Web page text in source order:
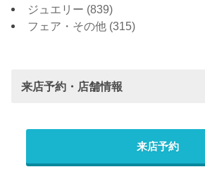
ジュエリー (839)
フェア・その他 (315)
来店予約・店舗情報
来店予約